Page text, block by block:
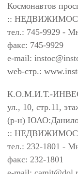
Космонавтов
::
тел.: 745-9929 -
факс: 745-9929
e-mail:
web-стр.:
К.О.М.И.Т.-
ул., 10, стр.11,
(р-н)
::
тел.: 232-1801 -
факс: 232-1801